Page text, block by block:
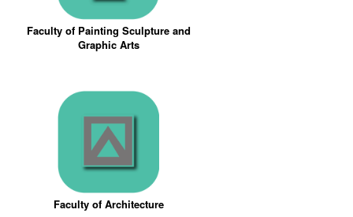
Faculty of Painting Sculpture and
Graphic Arts
Faculty of Architecture